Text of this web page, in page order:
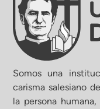
Somos una
carisma salesiano
la persona